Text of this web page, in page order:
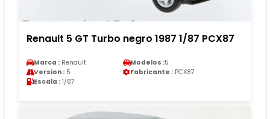
Renault 5 GT Turbo negro 1987 1/87 PCX87
Marca : Renault Modelos :5
Version : 5 Fabricante : PCX87
Escala : 1/87